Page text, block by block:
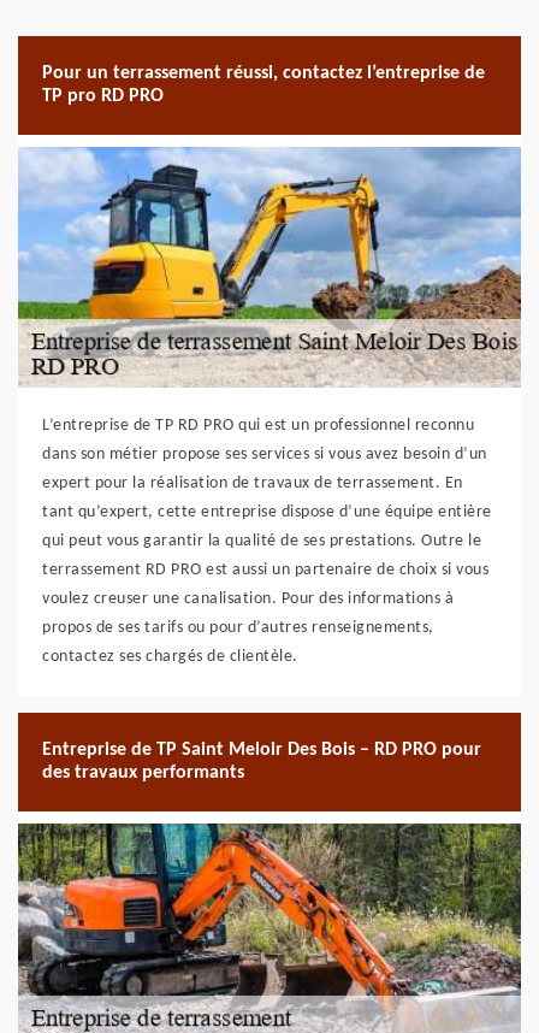
Pour un terrassement réussi, contactez l’entreprise de
TP pro RD PRO
L’entreprise de TP RD PRO qui est un professionnel reconnu
dans son métier propose ses services si vous avez besoin d’un
expert pour la réalisation de travaux de terrassement. En
tant qu’expert, cette entreprise dispose d’une équipe entière
qui peut vous garantir la qualité de ses prestations. Outre le
terrassement RD PRO est aussi un partenaire de choix si vous
voulez creuser une canalisation. Pour des informations à
propos de ses tarifs ou pour d’autres renseignements,
contactez ses chargés de clientèle.
Entreprise de TP Saint Meloir Des Bois – RD PRO pour
des travaux performants